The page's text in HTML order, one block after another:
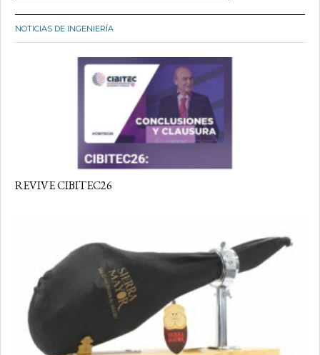
NOTICIAS DE INGENIERÍA
REVIVE CIBITEC26